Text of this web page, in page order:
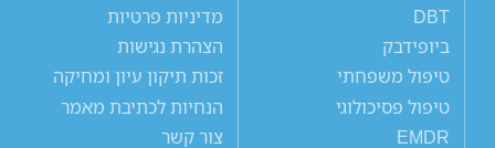
DBT
ביופידבק
טיפול משפחתי
טיפול פסיכולוגי
EMDR
מדיניות פרטיות
הצהרת נגישות
זכות תיקון עיון ומחיקה
הנחיות לכתיבת מאמר
צור קשר